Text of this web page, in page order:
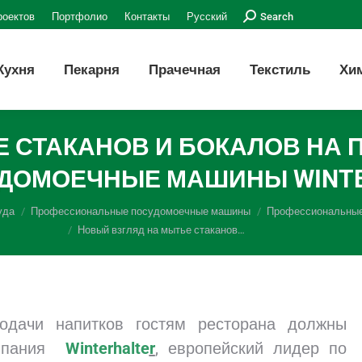
Портфолио Контакты Русский Поиск:Search
Пекарня Прачечная Текстиль
СТАКАНОВ И БОКАЛОВ НА
МАШИНЫ
Профессиональные посудомоечные машины
Новый взгляд на мытье стаканов…
напитков гостям ресторана должны
Winterhalter, европейский лидер по